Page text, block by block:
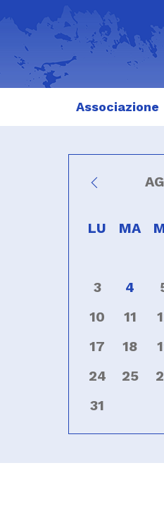
Associazione
LU MA
3
4
10
11
17
18
24
25
31